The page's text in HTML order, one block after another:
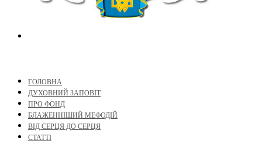
ГОЛОВНА
ДУХОВНИЙ ЗАПОВІТ
ПРО ФОНД
БЛАЖЕННІШИЙ МЕФОДІЙ
ВІД СЕРЦЯ ДО СЕРЦЯ
СТАТТІ